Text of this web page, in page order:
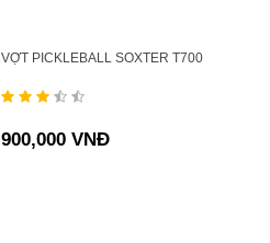
VỢT PICKLEBALL SOXTER T700
900,000 VNĐ